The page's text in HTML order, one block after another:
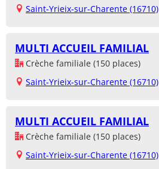
Saint-Yrieix-sur-Charente (16710)
MULTI ACCUEIL FAMILIAL
Crèche familiale (150 places)
Saint-Yrieix-sur-Charente (16710)
MULTI ACCUEIL FAMILIAL
Crèche familiale (150 places)
Saint-Yrieix-sur-Charente (16710)